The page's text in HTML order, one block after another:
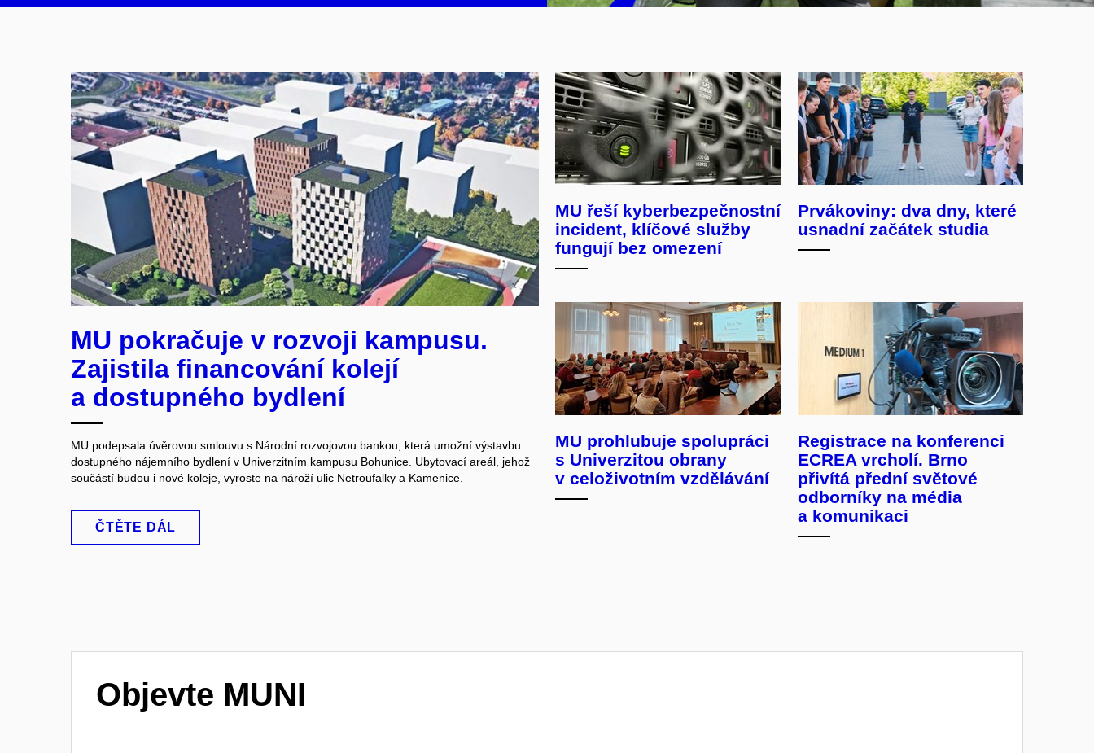
MU pokračuje v rozvoji kampusu.
Zajistila financování kolejí
a dostupného bydlení
MU podepsala úvěrovou smlouvu s Národní rozvojovou bankou, která umožní výstavbu
dostupného nájemního bydlení v Univerzitním kampusu Bohunice. Ubytovací areál, jehož
součástí budou i nové koleje, vyroste na nároží ulic Netroufalky a Kamenice.
ČTĚTE DÁL
MU řeší kyberbezpečnostní
incident, klíčové služby
fungují bez omezení
Prvákoviny: dva dny, které
usnadní začátek studia
MU prohlubuje spolupráci
s Univerzitou obrany
v celoživotním vzdělávání
Registrace na konferenci
ECREA vrcholí. Brno
přivítá přední světové
odborníky na média
a komunikaci
Objevte MUNI